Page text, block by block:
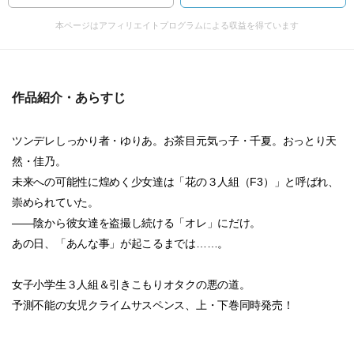
本ページはアフィリエイトプログラムによる収益を得ています
作品紹介・あらすじ
ツンデレしっかり者・ゆりあ。お茶目元気っ子・千夏。おっとり天
然・佳乃。
未来への可能性に煌めく少女達は「花の３人組（F3）」と呼ばれ、
崇められていた。
――陰から彼女達を盗撮し続ける「オレ」にだけ。
あの日、「あんな事」が起こるまでは……。
女子小学生３人組＆引きこもりオタクの悪の道。
予測不能の女児クライムサスペンス、上・下巻同時発売！